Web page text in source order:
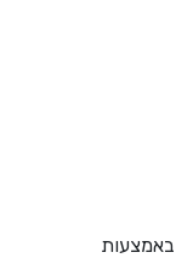
באמצעות